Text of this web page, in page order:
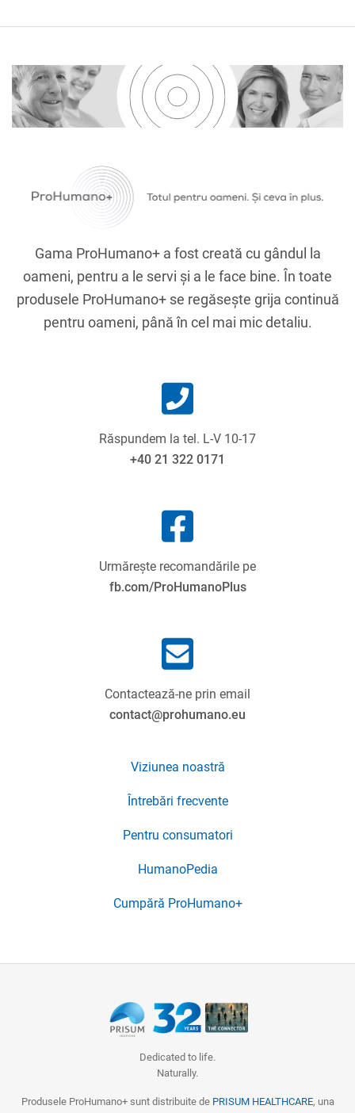
Gama ProHumano+ a fost creată cu gândul la
oameni, pentru a le servi și a le face bine. În toate
produsele ProHumano+ se regăseşte grija continuă
pentru oameni, până în cel mai mic detaliu.
Răspundem la tel. L-V 10-17
+40 21 322 0171
Urmărește recomandările pe
fb.com/ProHumanoPlus
Contactează-ne prin email
contact@prohumano.eu
Viziunea noastră
Întrebări frecvente
Pentru consumatori
HumanoPedia
Cumpără ProHumano+
Dedicated to life.
Naturally.
Produsele ProHumano+ sunt distribuite de PRISUM HEALTHCARE, una